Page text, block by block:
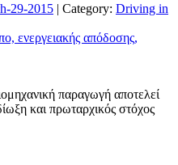
29-2015 | Category: Driving in
ενεργειακής απόδοσης,
παραγωγή αποτελεί
και πρωταρχικός στόχος